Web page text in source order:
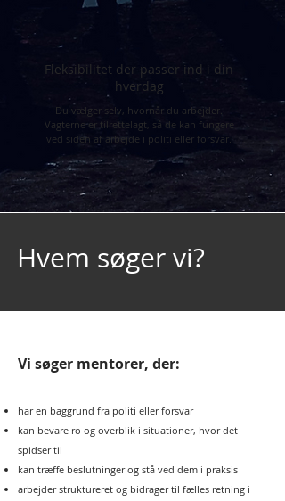
Fleksibilitet der passer ind i din
hverdag
Du vælger selv, hvornår du arbejder.
Vagterne er tilrettelagt, så de kan fungere
ved siden af arbejde i politi eller forsvar.
Hvem søger vi?
Vi søger mentorer, der:
har en baggrund fra politi eller forsvar
kan bevare ro og overblik i situationer, hvor det
spidser til
kan træffe beslutninger og stå ved dem i praksis
arbejder struktureret og bidrager til fælles retning i